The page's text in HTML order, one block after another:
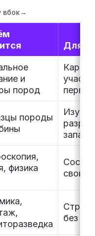
вбок →
Для
и
пород
породы
физика
без